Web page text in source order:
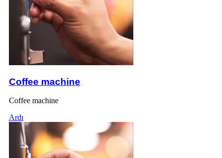
Coffee machine
Coffee machine
Ardı